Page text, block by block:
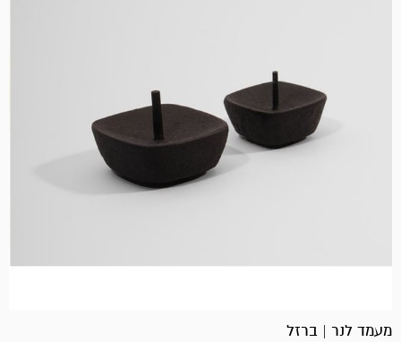
מעמד לנר | ברזל